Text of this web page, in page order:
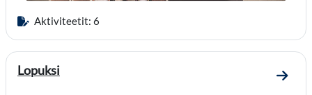
Aktiviteetit: 6
Lopuksi
Mene